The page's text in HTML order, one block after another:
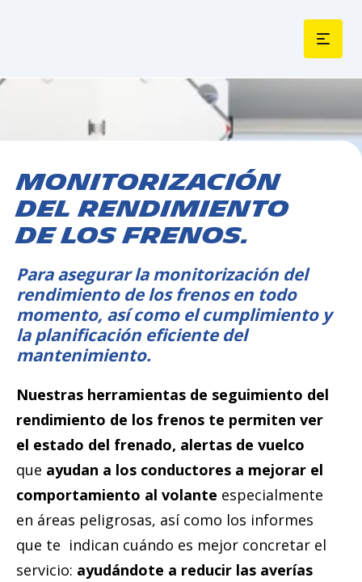
MONITORIZACIÓN
DEL RENDIMIENTO
DE LOS FRENOS.
Para asegurar la monitorización del
rendimiento de los frenos en todo
momento, así como el cumplimiento y
la planificación eficiente del
mantenimiento.
Nuestras herramientas de seguimiento del
rendimiento de los frenos te permiten ver
el estado del frenado, alertas de vuelco
que ayudan a los conductores a mejorar el
comportamiento al volante especialmente
en áreas peligrosas, así como los informes
que te indican cuándo es mejor concretar el
servicio: ayudándote a reducir las averías